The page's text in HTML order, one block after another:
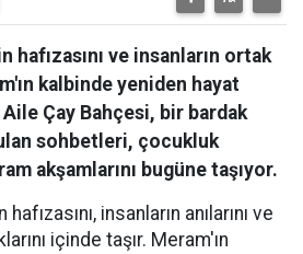
hafızasını ve insanların ortak
kalbinde yeniden hayat
Çay Bahçesi, bir bardak
sohbetleri, çocukluk
akşamlarını bugüne taşıyor.
insanların anılarını ve
içinde taşır. Meram'ın